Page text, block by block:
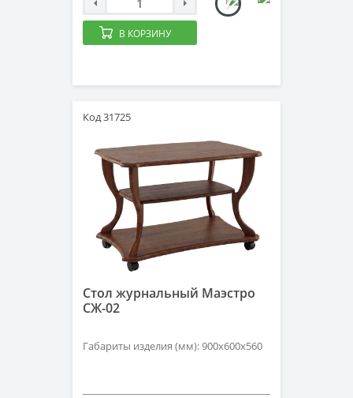
В КОРЗИНУ
Код 31725
Стол журнальный Маэстро
СЖ-02
Габариты изделия (мм): 900х600х560